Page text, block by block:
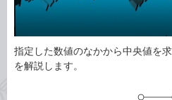
指定した数値のなかから中央値を
を解説します。